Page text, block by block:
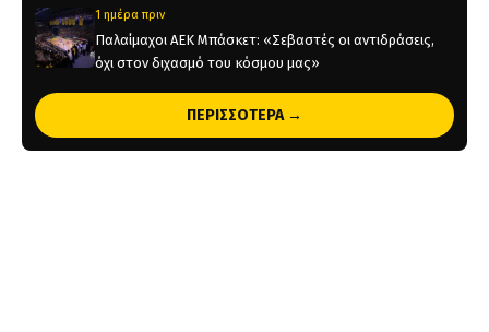
1 ημέρα πριν
Παλαίμαχοι ΑΕΚ Μπάσκετ: «Σεβαστές οι αντιδράσεις,
όχι στον διχασμό του κόσμου μας»
1 ημέρα πριν
Χάντμπολ Γυναικών: Παίκτρια της ΑΕΚ η Νικολίνα
ΠΕΡΙΣΣΟΤΕΡΑ →